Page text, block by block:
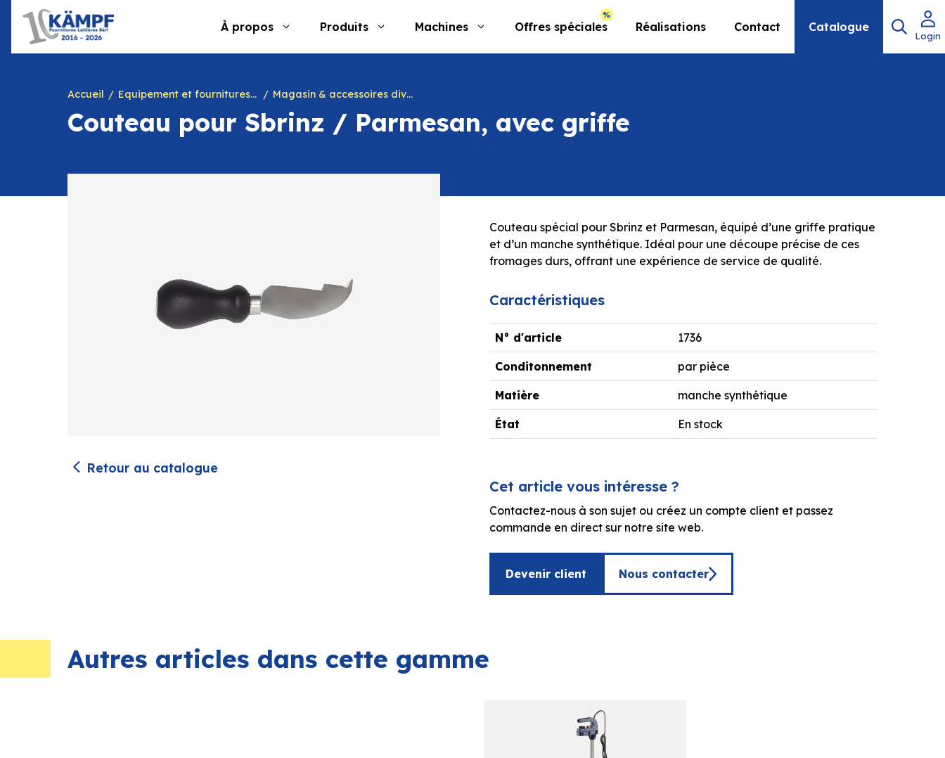
contenu
À propos Produits Machines Offres spéciales Réalisations Contact Catalogue
Login
Accueil Equipement et fournitures pour fromagerie Magasin & accessoires divers
Couteau pour Sbrinz / Parmesan, avec griffe
Retour au catalogue
Couteau spécial pour Sbrinz et Parmesan, équipé d’une griffe pratique
et d’un manche synthétique. Idéal pour une découpe précise de ces
fromages durs, offrant une expérience de service de qualité.
Caractéristiques
N° d'article 1736
Conditonnement par pièce
Matière manche synthétique
État En stock
Cet article vous intéresse ?
Contactez-nous à son sujet ou créez un compte client et passez
commande en direct sur notre site web.
Devenir client Nous contacter
Autres articles dans cette gamme